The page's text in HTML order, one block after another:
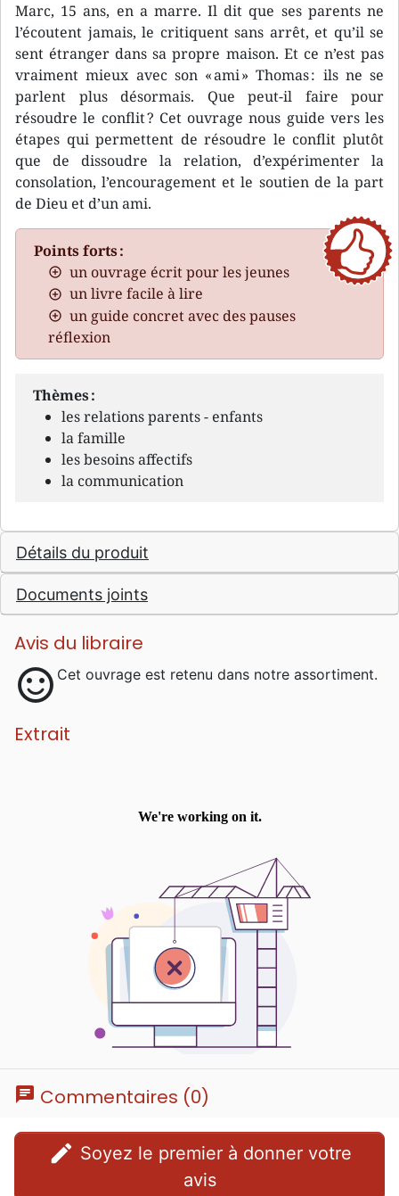
Marc, 15 ans, en a marre. Il dit que ses parents ne
l’écoutent jamais, le critiquent sans arrêt, et qu’il se
sent étranger dans sa propre maison. Et ce n’est pas
vraiment mieux avec son « ami » Thomas : ils ne se
parlent plus désormais. Que peut-il faire pour
résoudre le conflit ? Cet ouvrage nous guide vers les
étapes qui permettent de résoudre le conflit plutôt
que de dissoudre la relation, d’expérimenter la
consolation, l’encouragement et le soutien de la part
de Dieu et d’un ami.
Points forts :
un ouvrage écrit pour les jeunes
un livre facile à lire
un guide concret avec des pauses
réflexion
Thèmes :
les relations parents - enfants
la famille
les besoins affectifs
la communication
Détails du produit
Documents joints
Avis du libraire
sentiment_satisfied Cet ouvrage est retenu dans notre assortiment.
Extrait
chat Commentaires (0)
edit
avis